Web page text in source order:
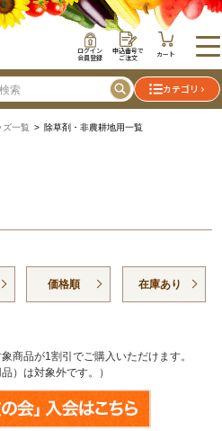
ログイン
会員登録
申込番号で
ご注文 カート
カテゴリ
ズ一覧 > 除草剤・非農耕地用一覧
価格順 在庫あり
商品が1割引でご購入いただけます。
）は対象外です。）